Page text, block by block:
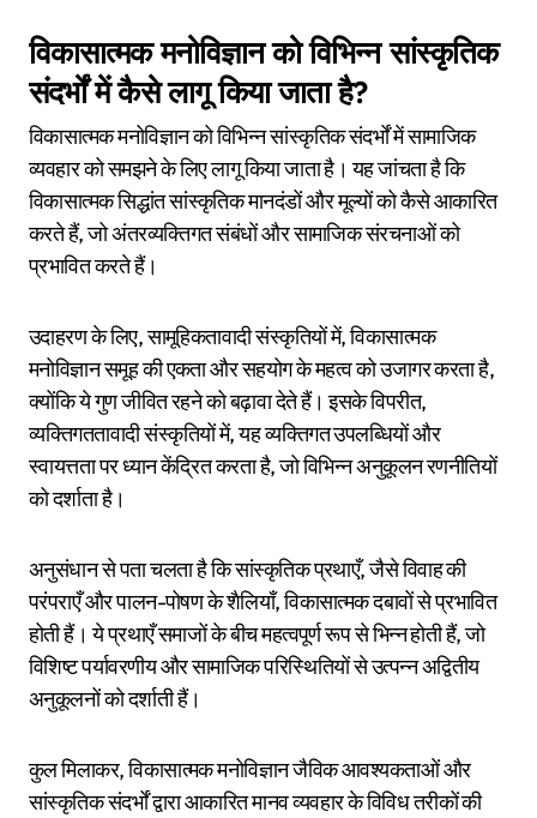
विकासात्मक मनोविज्ञान को विभिन्न सांस्कृतिक
संदर्भों में कैसे लागू किया जाता है?
विकासात्मक मनोविज्ञान को विभिन्न सांस्कृतिक संदर्भों में सामाजिक
व्यवहार को समझने के लिए लागू किया जाता है। यह जांचता है कि
विकासात्मक सिद्धांत सांस्कृतिक मानदंडों और मूल्यों को कैसे आकारित
करते हैं, जो अंतरव्यक्तिगत संबंधों और सामाजिक संरचनाओं को
प्रभावित करते हैं।
उदाहरण के लिए, सामूहिकतावादी संस्कृतियों में, विकासात्मक
मनोविज्ञान समूह की एकता और सहयोग के महत्व को उजागर करता है,
क्योंकि ये गुण जीवित रहने को बढ़ावा देते हैं। इसके विपरीत,
व्यक्तिगततावादी संस्कृतियों में, यह व्यक्तिगत उपलब्धियों और
स्वायत्तता पर ध्यान केंद्रित करता है, जो विभिन्न अनुकूलन रणनीतियों
को दर्शाता है।
अनुसंधान से पता चलता है कि सांस्कृतिक प्रथाएँ, जैसे विवाह की
परंपराएँ और पालन-पोषण के शैलियाँ, विकासात्मक दबावों से प्रभावित
होती हैं। ये प्रथाएँ समाजों के बीच महत्वपूर्ण रूप से भिन्न होती हैं, जो
विशिष्ट पर्यावरणीय और सामाजिक परिस्थितियों से उत्पन्न अद्वितीय
अनुकूलनों को दर्शाती हैं।
कुल मिलाकर, विकासात्मक मनोविज्ञान जैविक आवश्यकताओं और
सांस्कृतिक संदर्भों द्वारा आकारित मानव व्यवहार के विविध तरीकों की